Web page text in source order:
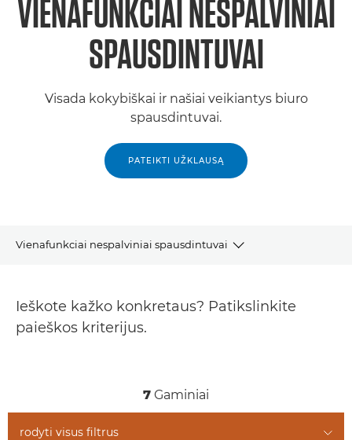
VIENAFUNKCIAI NESPALVINIAI
SPAUSDINTUVAI
Visada kokybiškai ir našiai veikiantys biuro
spausdintuvai.
PATEIKTI UŽKLAUSĄ
Vienafunkciai nespalviniai spausdintuvai
Pagalba
Ieškote kažko konkretaus? Patikslinkite
paieškos kriterijus.
7 Gaminiai
rodyti visus filtrus